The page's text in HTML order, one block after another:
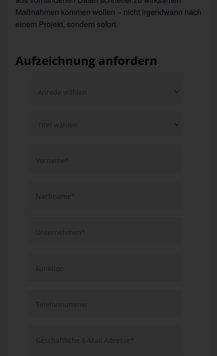
Maßnahmen kommen wollen – nicht irgendwann nach
einem Projekt, sondern sofort.
Aufzeichnung anfordern